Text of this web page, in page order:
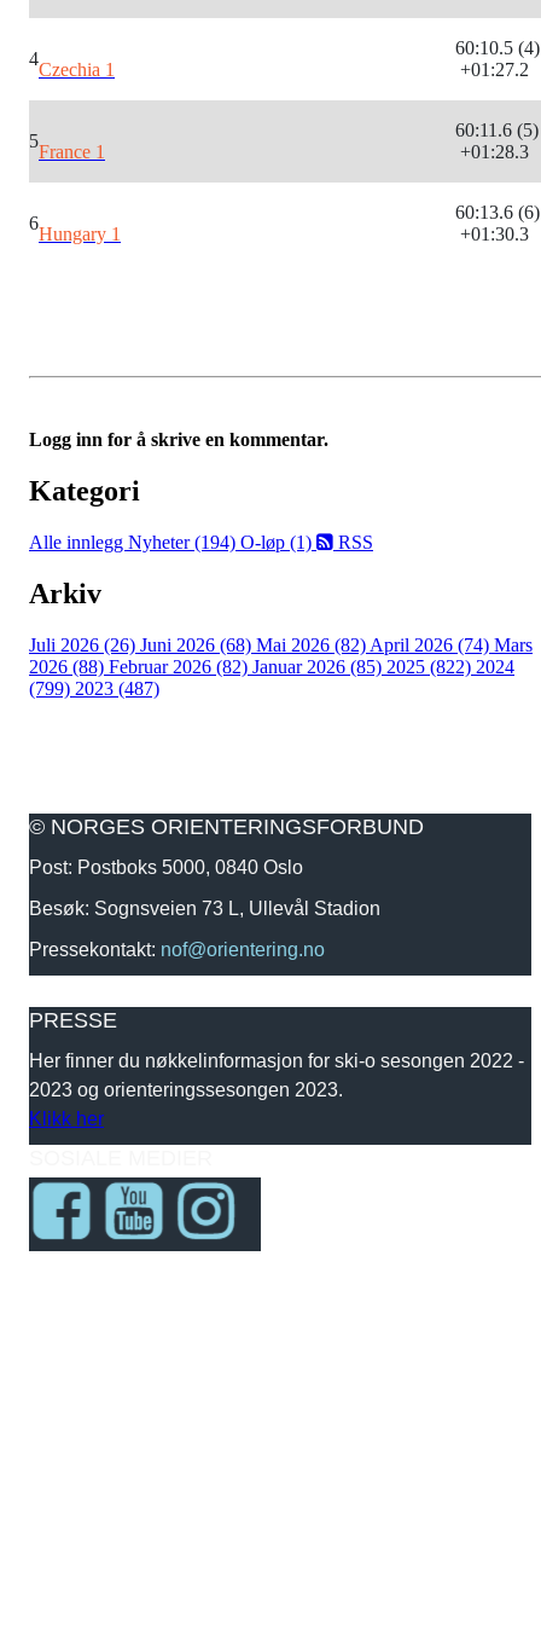
4
Czechia 1
60:10.5 (4)
+01:27.2
5
France 1
60:11.6 (5)
+01:28.3
6
Hungary 1
60:13.6 (6)
+01:30.3
Logg inn for å skrive en kommentar.
Kategori
Alle innlegg Nyheter (194) O-løp (1) RSS
Arkiv
Juli 2026 (26) Juni 2026 (68) Mai 2026 (82) April 2026 (74) Mars
2026 (88) Februar 2026 (82) Januar 2026 (85) 2025 (822) 2024
(799) 2023 (487)
© NORGES ORIENTERINGSFORBUND
Post: Postboks 5000, 0840 Oslo
Besøk: Sognsveien 73 L, Ullevål Stadion
Pressekontakt: nof@orientering.no
PRESSE
Her finner du nøkkelinformasjon for ski-o sesongen 2022 -
2023 og orienteringssesongen 2023.
Klikk her